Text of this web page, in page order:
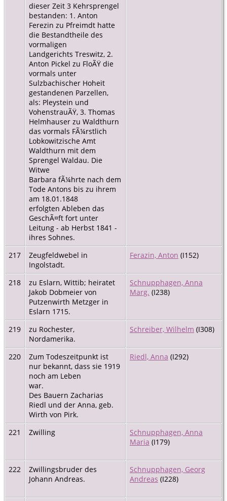
dieser Zeit 3 Kehrsprengel
bestanden: 1. Anton
Ferezin zu Pfreimdt hatte
die Bestandtheile des
vormaligen
Landgerichts Treswitz, 2.
Anton Pickel zu FloÃŸ die
vormals unter
Sulzbachischer Hoheit
gestandenen Parzellen,
als: Pleystein und
VohenstrauÃŸ, 3. Thomas
Helmhauser zu Waldthurn
das vormals FÃ¼rstlich
Lobkowitzische Amt
Waldthurn mit dem
Sprengel Waldau. Die
Witwe
Barbara fÃ¼hrte nach dem
Tode Antons bis zu ihrem
am 18.01.1848
erfolgten Ableben das
GeschÃ¤ft fort unter
Leitung - ab Herbst 1841 -
ihres Sohnes.
217
Zeugfeldwebel in
Ingolstadt.
Ferazin, Anton (I152)
218
zu Eslarn, Wittib; heiratet
Jakob Dobmeier von
Putzenwirth Metzger in
Eslarn 1715.
Schnupphagen, Anna
Marg. (I238)
219
zu Rochester,
Nordamerika.
Schreiber, Wilhelm (I308)
220
Zum Todeszeitpunkt ist
nur bekannt, dass sie 1919
noch am Leben
war.
Des Bauern Zacharias
Riedl und der Anna, geb.
Wirth von Pirk.
Riedl, Anna (I292)
221 Zwilling
Schnupphagen, Anna
Maria (I179)
222
Zwillingsbruder des
Johann Andreas.
Schnupphagen, Georg
Andreas (I228)